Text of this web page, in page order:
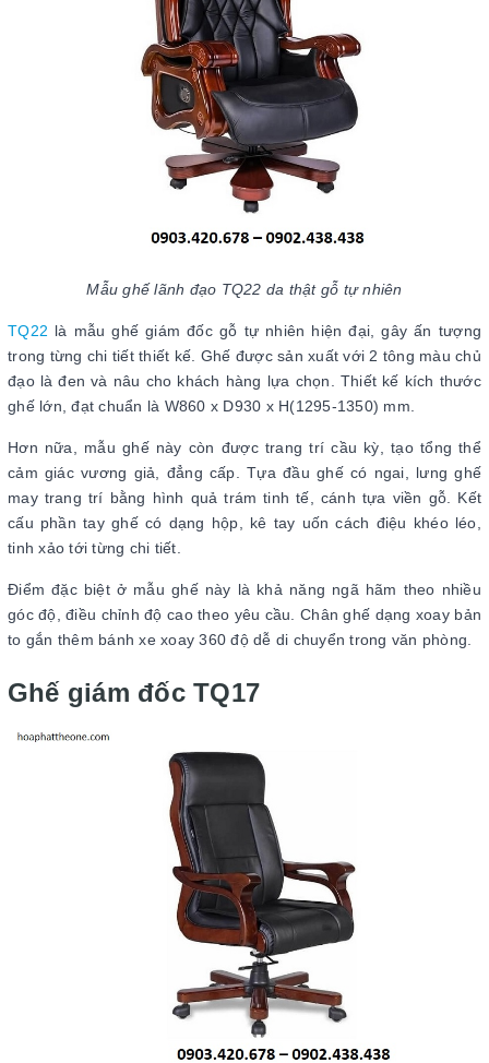
Mẫu ghế lãnh đạo TQ22 da thật gỗ tự nhiên
TQ22 là mẫu ghế giám đốc gỗ tự nhiên hiện đại, gây ấn tượng
trong từng chi tiết thiết kế. Ghế được sản xuất với 2 tông màu chủ
đạo là đen và nâu cho khách hàng lựa chọn. Thiết kế kích thước
ghế lớn, đạt chuẩn là W860 x D930 x H(1295-1350) mm.
Hơn nữa, mẫu ghế này còn được trang trí cầu kỳ, tạo tổng thể
cảm giác vương giả, đẳng cấp. Tựa đầu ghế có ngai, lưng ghế
may trang trí bằng hình quả trám tinh tế, cánh tựa viền gỗ. Kết
cấu phần tay ghế có dạng hộp, kê tay uốn cách điệu khéo léo,
tinh xảo tới từng chi tiết.
Điểm đặc biệt ở mẫu ghế này là khả năng ngã hãm theo nhiều
góc độ, điều chỉnh độ cao theo yêu cầu. Chân ghế dạng xoay bản
to gắn thêm bánh xe xoay 360 độ dễ di chuyển trong văn phòng.
Ghế giám đốc TQ17